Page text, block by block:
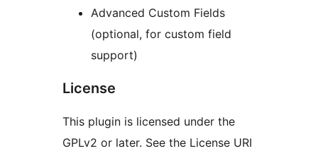
Advanced Custom Fields
(optional, for custom field
support)
License
This plugin is licensed under the
GPLv2 or later. See the License URI